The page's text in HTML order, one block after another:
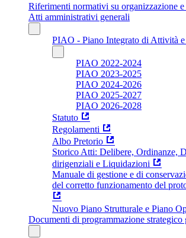
Riferimenti normativi su organizzazione
Atti amministrativi generali
PIAO - Piano Integrato di Attività
PIAO 2022-2024
PIAO 2023-2025
PIAO 2024-2026
PIAO 2025-2027
PIAO 2026-2028
Statuto
Regolamenti
Albo Pretorio
Storico Atti: Delibere, Ordinanze,
dirigenziali e Liquidazioni
Manuale di gestione e di
del corretto funzionamento del
Nuovo Piano Strutturale e Piano
Documenti di programmazione strategico